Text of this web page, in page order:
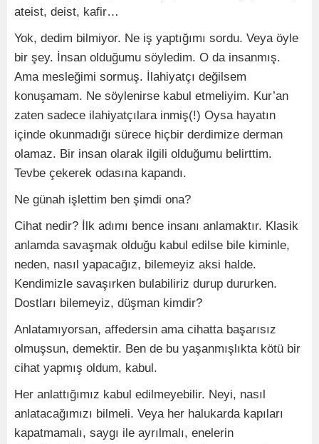
ateist, deist, kafir…
Yok, dedim bilmiyor. Ne iş yaptığımı sordu. Veya öyle
bir şey. İnsan olduğumu söyledim. O da insanmış.
Ama mesleğimi sormuş. İlahiyatçı değilsem
konuşamam. Ne söylenirse kabul etmeliyim. Kur’an
zaten sadece ilahiyatçılara inmiş(!) Oysa hayatın
içinde okunmadığı sürece hiçbir derdimize derman
olamaz. Bir insan olarak ilgili olduğumu belirttim.
Tevbe çekerek odasına kapandı.
Ne günah işlettim ben şimdi ona?
Cihat nedir? İlk adımı bence insanı anlamaktır. Klasik
anlamda savaşmak olduğu kabul edilse bile kiminle,
neden, nasıl yapacağız, bilemeyiz aksi halde.
Kendimizle savaşırken bulabiliriz durup dururken.
Dostları bilemeyiz, düşman kimdir?
Anlatamıyorsan, affedersin ama cihatta başarısız
olmuşsun, demektir. Ben de bu yaşanmışlıkta kötü bir
cihat yapmış oldum, kabul.
Her anlattığımız kabul edilmeyebilir. Neyi, nasıl
anlatacağımızı bilmeli. Veya her halukarda kapıları
kapatmamalı, saygı ile ayrılmalı, enelerin